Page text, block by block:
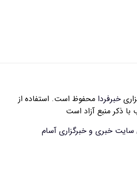
خبرفردامحفوظ است. استفاده از
با ذکر منبع آزاد است
خبری و خبرگزاری آسام